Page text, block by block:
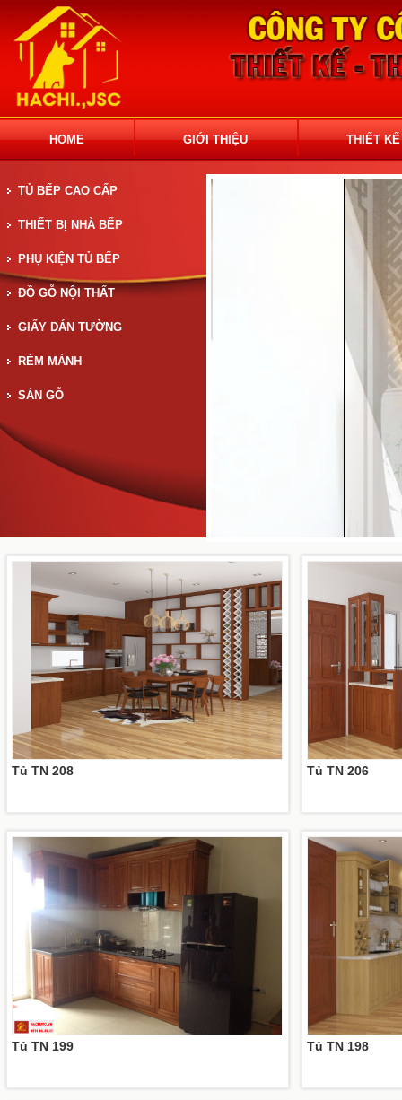
HOME GIỚI THIỆU THIẾT
TỦ BẾP CAO CẤP
THIẾT BỊ NHÀ BẾP
PHỤ KIỆN TỦ BẾP
ĐỒ GỖ NỘI THẤT
GIẤY DÁN TƯỜNG
RÈM MÀNH
SÀN GỖ
Tủ TN 208 Tủ TN 206
Tủ TN 199 Tủ TN 198